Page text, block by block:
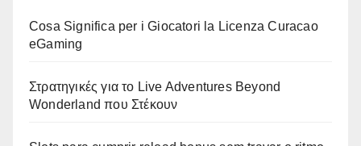
Cosa Significa per i Giocatori la Licenza Curacao
eGaming
Στρατηγικές για το Live Adventures Beyond
Wonderland που Στέκουν